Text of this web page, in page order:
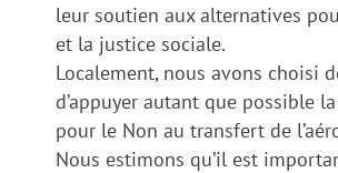
leur soutien aux alternatives
et la justice sociale.
Localement, nous avons choisi
d’appuyer autant que possible
pour le Non au transfert de
Nous estimons qu’il est